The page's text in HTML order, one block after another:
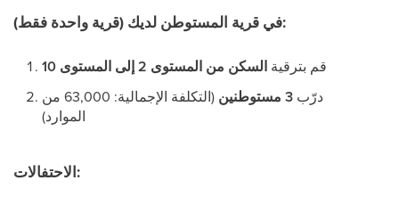
في قرية المستوطن لديك (قرية واحدة فقط):
قم بترقية السكن من المستوى 2 إلى المستوى 10
درّب 3 مستوطنين
(التكلفة الإجمالية: 63,000 من
الموارد)
الاحتفالات: